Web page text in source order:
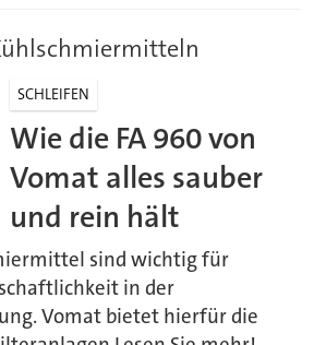
SCHLEIFEN
Wie die FA 960 von
Vomat alles sauber
und rein hält
sind wichtig für
in der
Vomat bietet hierfür die